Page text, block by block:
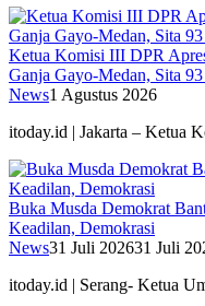
Ketua Komisi III DPR
Ganja Gayo-Medan, Sita
News1 Agustus 2026
itoday.id | Jakarta – Ketua
Buka Musda Demokrat
Keadilan, Demokrasi
News31 Juli 202631 Juli
itoday.id | Serang- Ketua